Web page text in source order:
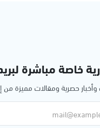
خاصة مباشرة
وأخبار حصرية ومقالات مميزة